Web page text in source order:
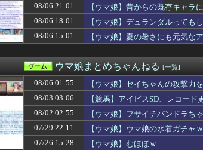
【画像】海岸にヒグマがいたので、遠方だけ
Forbes「ロブロックス株価70％急落でXboxに
【速報】ワンピースの「世界に5種しかない飛
【FF14】「どこかで見たと思ったら…」7.55の
パラノマサイトっていうゲームを2作連続クリ
【悲報】任天堂決算 スイッチ2本体『382万台(
【ウマ娘】あの目をしているドンちゃん。「
【FGO】チャイナドレス バーヴァン・シー
【遊戯王情報】闘いのロード 孔雀舞「城之内
週刊少年ジャンプさん ついに100万部を割っ
脱衣麻雀でしか得られないときめきってある
【ウマ娘】暑い日は膝枕で日陰に入りたい。
【画像】オタク「実際にプレイしたらわかる
08/06 21:01
【ウマ娘】昔からの既存キャラ
08/06 18:01
【ウマ娘】デュランダルっても
08/06 15:01
【ウマ娘】夏の暑さにも元気な
ウマ娘まとめちゃんねる [一覧]
08/06 01:55
【ウマ娘】セイちゃんの攻撃力
08/03 03:06
【競馬】アイビスSD、レコー
08/02 02:55
【ウマ娘】フサイチパンドラち
07/29 22:11
【ウマ娘】ウマ娘の水着ガチャ
07/26 15:28
【ウマ娘】むほほｗ